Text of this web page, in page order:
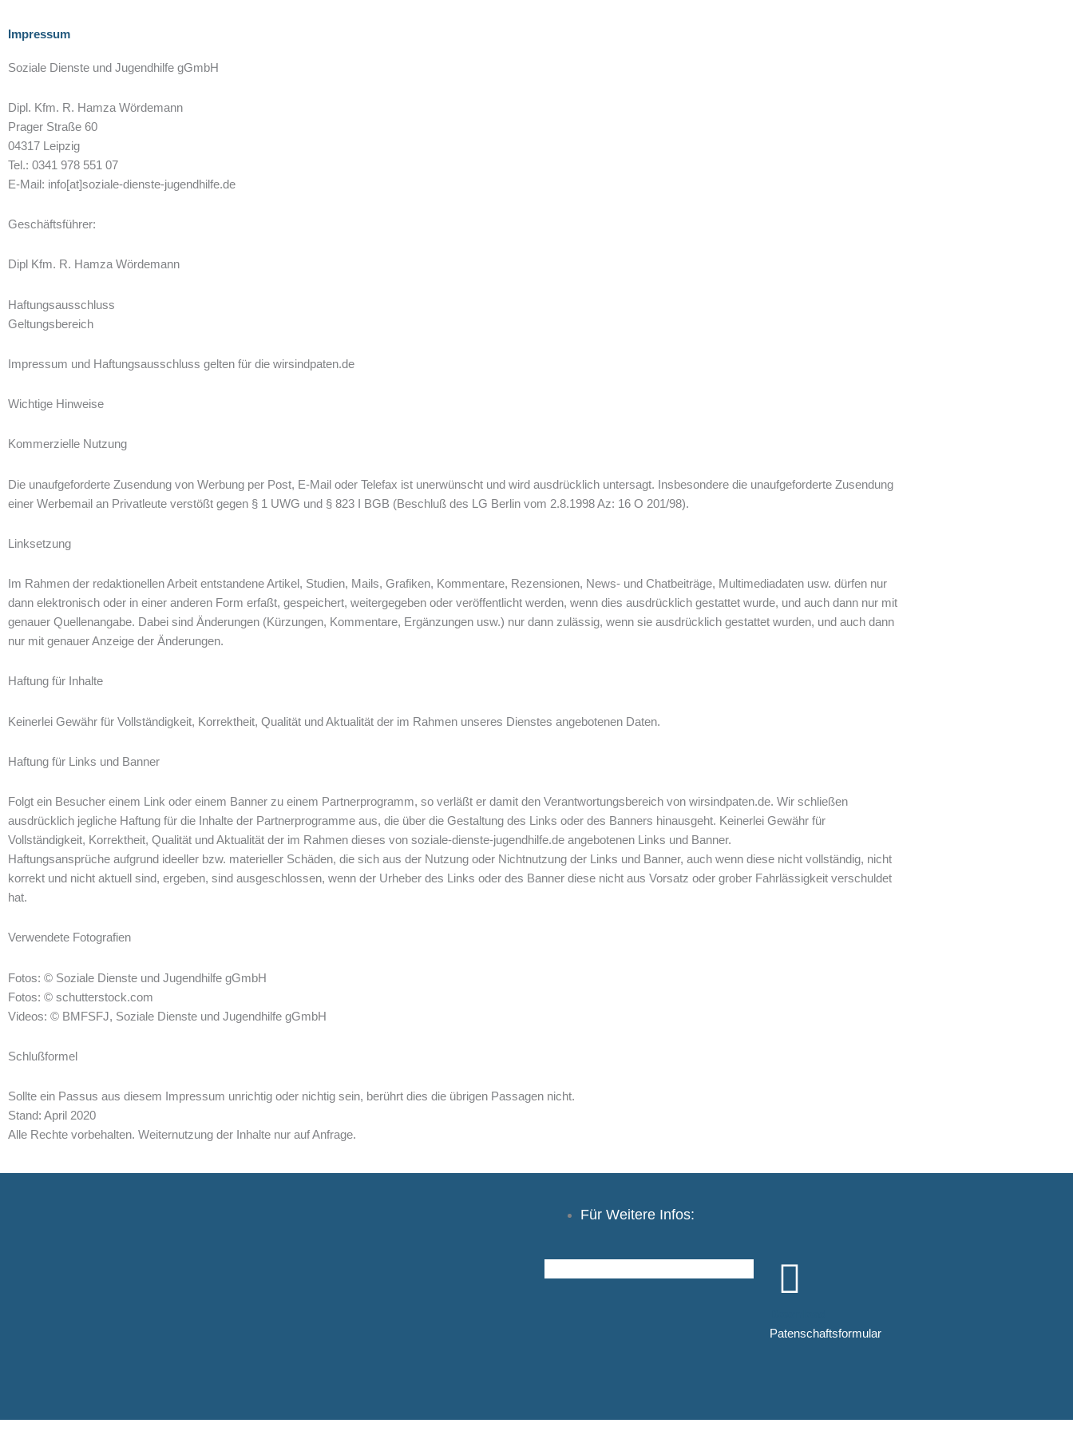
Impressum
Soziale Dienste und Jugendhilfe gGmbH
Dipl. Kfm. R. Hamza Wördemann
Prager Straße 60
04317 Leipzig
Tel.: 0341 978 551 07
E-Mail: info[at]soziale-dienste-jugendhilfe.de
Geschäftsführer:
Dipl Kfm. R. Hamza Wördemann
Haftungsausschluss
Geltungsbereich
Impressum und Haftungsausschluss gelten für die wirsindpaten.de
Wichtige Hinweise
Kommerzielle Nutzung
Die unaufgeforderte Zusendung von Werbung per Post, E-Mail oder Telefax ist unerwünscht und wird ausdrücklich untersagt. Insbesondere die unaufgeforderte Zusendung
einer Werbemail an Privatleute verstößt gegen § 1 UWG und § 823 I BGB (Beschluß des LG Berlin vom 2.8.1998 Az: 16 O 201/98).
Linksetzung
Im Rahmen der redaktionellen Arbeit entstandene Artikel, Studien, Mails, Grafiken, Kommentare, Rezensionen, News- und Chatbeiträge, Multimediadaten usw. dürfen nur
dann elektronisch oder in einer anderen Form erfaßt, gespeichert, weitergegeben oder veröffentlicht werden, wenn dies ausdrücklich gestattet wurde, und auch dann nur mit
genauer Quellenangabe. Dabei sind Änderungen (Kürzungen, Kommentare, Ergänzungen usw.) nur dann zulässig, wenn sie ausdrücklich gestattet wurden, und auch dann
nur mit genauer Anzeige der Änderungen.
Haftung für Inhalte
Keinerlei Gewähr für Vollständigkeit, Korrektheit, Qualität und Aktualität der im Rahmen unseres Dienstes angebotenen Daten.
Haftung für Links und Banner
Folgt ein Besucher einem Link oder einem Banner zu einem Partnerprogramm, so verläßt er damit den Verantwortungsbereich von wirsindpaten.de. Wir schließen
ausdrücklich jegliche Haftung für die Inhalte der Partnerprogramme aus, die über die Gestaltung des Links oder des Banners hinausgeht. Keinerlei Gewähr für
Vollständigkeit, Korrektheit, Qualität und Aktualität der im Rahmen dieses von soziale-dienste-jugendhilfe.de angebotenen Links und Banner.
Haftungsansprüche aufgrund ideeller bzw. materieller Schäden, die sich aus der Nutzung oder Nichtnutzung der Links und Banner, auch wenn diese nicht vollständig, nicht
korrekt und nicht aktuell sind, ergeben, sind ausgeschlossen, wenn der Urheber des Links oder des Banner diese nicht aus Vorsatz oder grober Fahrlässigkeit verschuldet
hat.
Verwendete Fotografien
Fotos: © Soziale Dienste und Jugendhilfe gGmbH
Fotos: © schutterstock.com
Videos: © BMFSFJ, Soziale Dienste und Jugendhilfe gGmbH
Schlußformel
Sollte ein Passus aus diesem Impressum unrichtig oder nichtig sein, berührt dies die übrigen Passagen nicht.
Stand: April 2020
Alle Rechte vorbehalten. Weiternutzung der Inhalte nur auf Anfrage.
Für Weitere Infos:
Patenschaftsformular